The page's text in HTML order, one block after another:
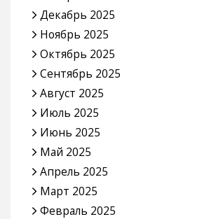
Декабрь 2025
Ноябрь 2025
Октябрь 2025
Сентябрь 2025
Август 2025
Июль 2025
Июнь 2025
Май 2025
Апрель 2025
Март 2025
Февраль 2025